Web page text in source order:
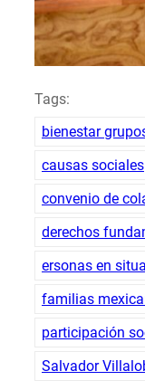
Tags:
bienestar
causas sociales
convenio de
derechos
ersonas en
familias
participación
Salvador